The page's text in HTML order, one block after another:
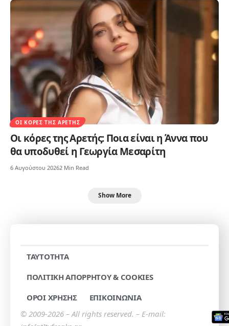
ΟΙ ΚΌΡΕΣ ΤΗΣ ΑΡΕΤΉΣ
Οι κόρες της Αρετής: Ποια είναι η Άννα που
θα υποδυθεί η Γεωργία Μεσαρίτη
6 Αυγούστου 20262 Min Read
Show More
TAYTOTHTA
ΠΟΛΙΤΙΚΗ ΑΠΟΡΡΗΤΟΥ & COOKIES
ΟΡΟΙ ΧΡΗΣΗΣ
ΕΠΙΚΟΙΝΩΝΙΑ
© 2009-2026 – All rights reserved. – E-mail: